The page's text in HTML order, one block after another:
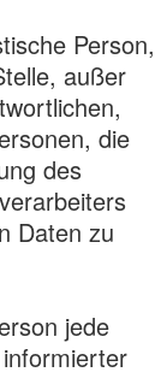
Person,
außer
die
des
Daten zu
jede